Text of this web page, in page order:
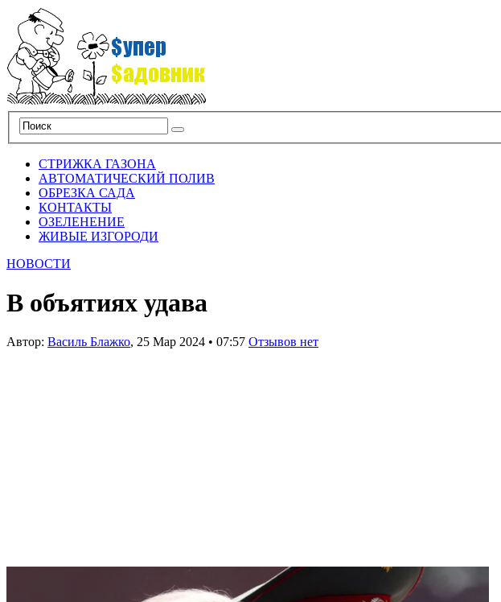
СТРИЖКА ГАЗОНА
АВТОМАТИЧЕСКИЙ ПОЛИВ
ОБРЕЗКА САДА
КОНТАКТЫ
ОЗЕЛЕНЕНИЕ
ЖИВЫЕ ИЗГОРОДИ
НОВОСТИ
В объятиях удава
Автор: Василь Блажко, 25 Мар 2024 • 07:57 Отзывов нет